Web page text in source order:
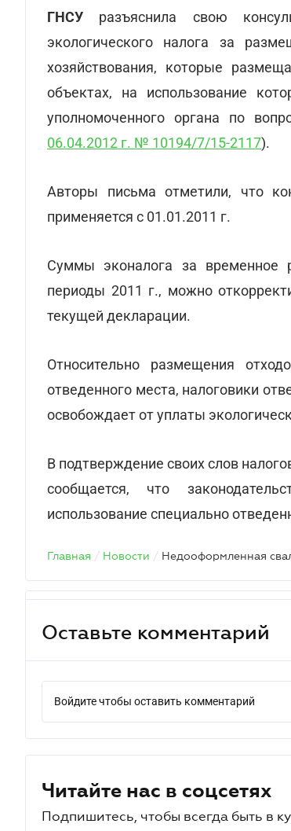
ГНСУ разъяснила свою
экологического налога за
хозяйствования, которые
объектах, на использование
уполномоченного органа по
06.04.2012 г. № 10194/7/15-2117).
Авторы письма отметили, что
применяется с 01.01.2011 г.
Суммы эконалога за временное
периоды 2011 г., можно
текущей декларации.
Относительно размещения
отведенного места, налоговики
освобождает от уплаты
В подтверждение своих слов
сообщается, что
использование специально
Главная / Новости /
Оставьте комментарий
Войдите чтобы оставить комментарий
Читайте нас в соцсетях
Подпишитесь, чтобы всегда быть в